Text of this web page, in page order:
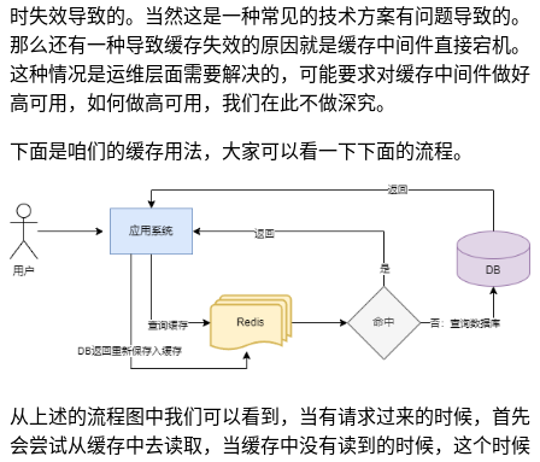
时失效导致的。当然这是一种常见的技术方案有问题导致的。
那么还有一种导致缓存失效的原因就是缓存中间件直接宕机。
这种情况是运维层面需要解决的，可能要求对缓存中间件做好
高可用，如何做高可用，我们在此不做深究。
下面是咱们的缓存用法，大家可以看一下下面的流程。
从上述的流程图中我们可以看到，当有请求过来的时候，首先
会尝试从缓存中去读取，当缓存中没有读到的时候，这个时候